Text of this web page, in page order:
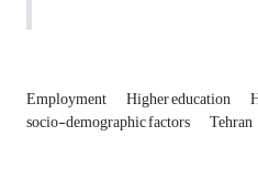
Employment Higher education
socio-demographic factors Tehran